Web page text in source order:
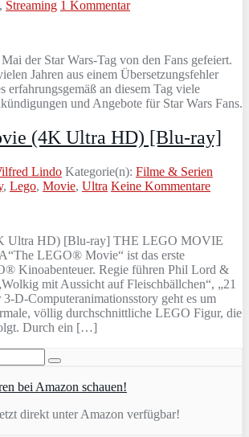
, Streaming 1 Kommentar
der Star Wars-Tag von den Fans gefeiert.
Jahren aus einem Übersetzungsfehler
erfahrungsgemäß an diesem Tag viele
und Angebote für Star Wars Fans.
(4K Ultra HD) [Blu-ray]
Lindo Kategorie(n): Filme & Serien
, Lego, Movie, Ultra Keine Kommentare
Ultra HD) [Blu-ray] THE LEGO MOVIE
LEGO® Movie“ ist das erste
Kinoabenteuer. Regie führen Phil Lord &
mit Aussicht auf Fleischbällchen“, „21
3-D-Computeranimationsstory geht es um
völlig durchschnittliche LEGO Figur, die
Durch ein […]
direkt unter Amazon verfügbar!